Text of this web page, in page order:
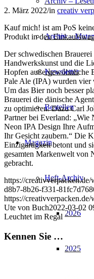
Archiv –
Newsletter
Bestellen
Magazin
Heft-Archiv
2026
2025
2. März 2022/in creativ
Kauf mich! ist am PoS
Produkt in den
Der schwedischen
Handwerkskunst und die
Hopfen außergewöhnliche
Pale Ale (IPA) wurden vier
Um das Bier noch besser
Brauerei die dänische
zu optimieren. Dazu Carl
Partner bei Everland: „Wie
Neon IPA Design Ihre
Ihr Gesicht zaubern.“ Die
Einzigartigkeit betont und
gesamten Markenwelt von
gebracht.
https://
d8b7-8b26-f331-
https://
Ute von Buch2022-03-02
Leuchtet im Regal
Kennen Sie …